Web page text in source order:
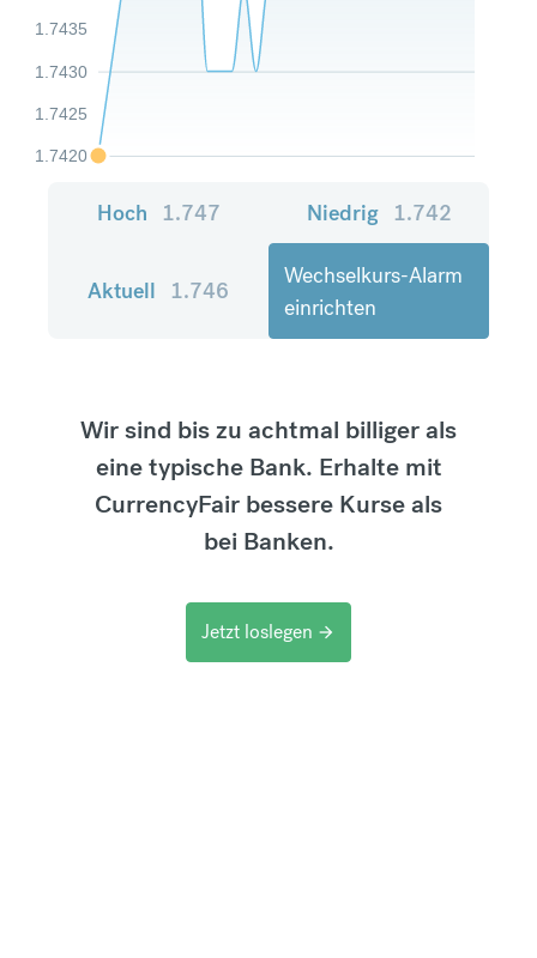
1.7420
1.7425
1.7430
1.7435
Hoch 1.747 Niedrig 1.742
Aktuell 1.746
Wechselkurs-Alarm
einrichten
Wir sind bis zu achtmal billiger als
eine typische Bank. Erhalte mit
CurrencyFair bessere Kurse als
bei Banken.
Jetzt loslegen arrow_forward